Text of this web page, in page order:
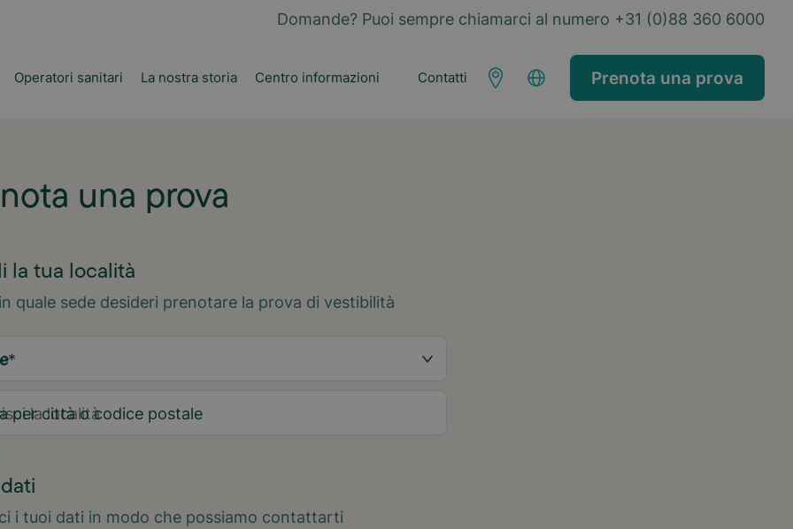
Domande? Puoi sempre chiamarci al numero +31 (0)88 360 6000
Operatori sanitari La nostra storia Centro informazioni Contatti Prenota una prova
una prova
la tua località
quale sede desideri prenotare la prova di vestibilità
*
per città o codice postale
i tuoi dati in modo che possiamo contattarti